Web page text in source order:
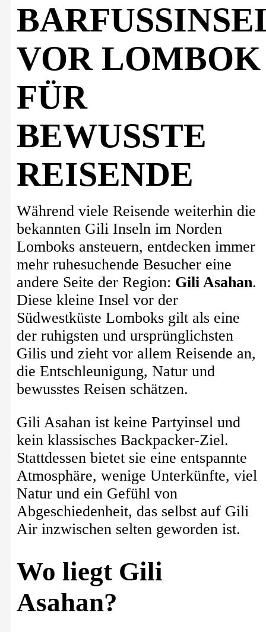
BARFUSSINSEL
OR LOMBOK F
ÜR B
EWUSSTE R
EISENDE
Während viele Reisende weiterhin die
bekannten Gili Inseln im Norden
Lomboks ansteuern, entdecken immer
mehr ruhesuchende Besucher eine
andere Seite der Region: Gili Asahan.
Diese kleine Insel vor der
Südwestküste Lomboks gilt als eine
der ruhigsten und ursprünglichsten
Gilis und zieht vor allem Reisende an,
die Entschleunigung, Natur und
bewusstes Reisen schätzen.
Gili Asahan ist keine Partyinsel und
kein klassisches Backpacker-Ziel.
Stattdessen bietet sie eine entspannte
Atmosphäre, wenige Unterkünfte, viel
Natur und ein Gefühl von
Abgeschiedenheit, das selbst auf Gili
Air inzwischen selten geworden ist.
Wo liegt Gili
Asahan?